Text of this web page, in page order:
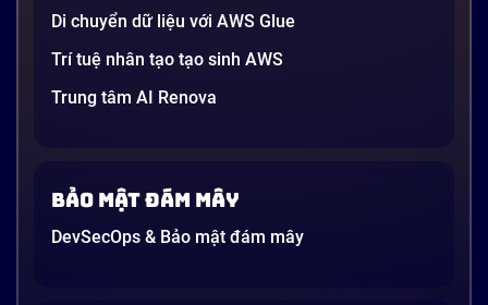
21 phút
Di chuyển dữ liệu với AWS Glue
Trí tuệ nhân tạo tạo sinh AWS
Trung tâm AI Renova
Bảo mật đám mây
DevSecOps & Bảo mật đám mây